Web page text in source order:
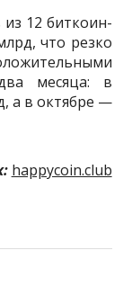
12 биткоин-
что резко
месяца: в
а в октябре —
happycoin.club